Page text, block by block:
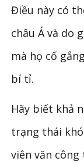
Điều này có
châu Á và do
mà họ cố
bí tỉ.
Hãy biết khả
trạng thái
viên văn công